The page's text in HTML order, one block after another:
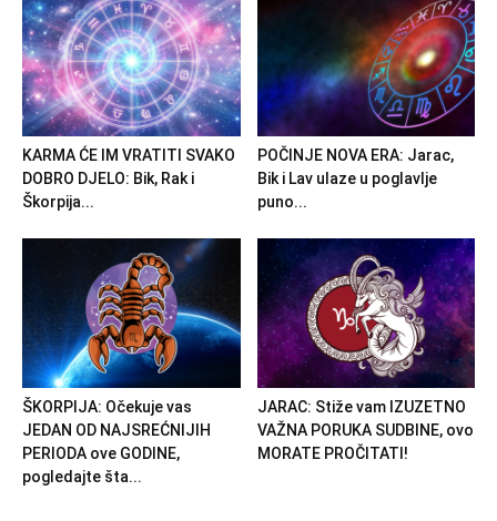
KARMA ĆE IM VRATITI SVAKO
DOBRO DJELO: Bik, Rak i
Škorpija...
POČINJE NOVA ERA: Jarac,
Bik i Lav ulaze u poglavlje
puno...
ŠKORPIJA: Očekuje vas
JEDAN OD NAJSREĆNIJIH
PERIODA ove GODINE,
pogledajte šta...
JARAC: Stiže vam IZUZETNO
VAŽNA PORUKA SUDBINE, ovo
MORATE PROČITATI!